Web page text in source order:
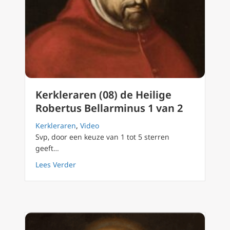
Kerkleraren (08) de Heilige
Robertus Bellarminus 1 van 2
Kerkleraren, Video
Svp, door een keuze van 1 tot 5 sterren
geeft…
Lees Verderabout Kerkleraren (08) de Heilige Robertus